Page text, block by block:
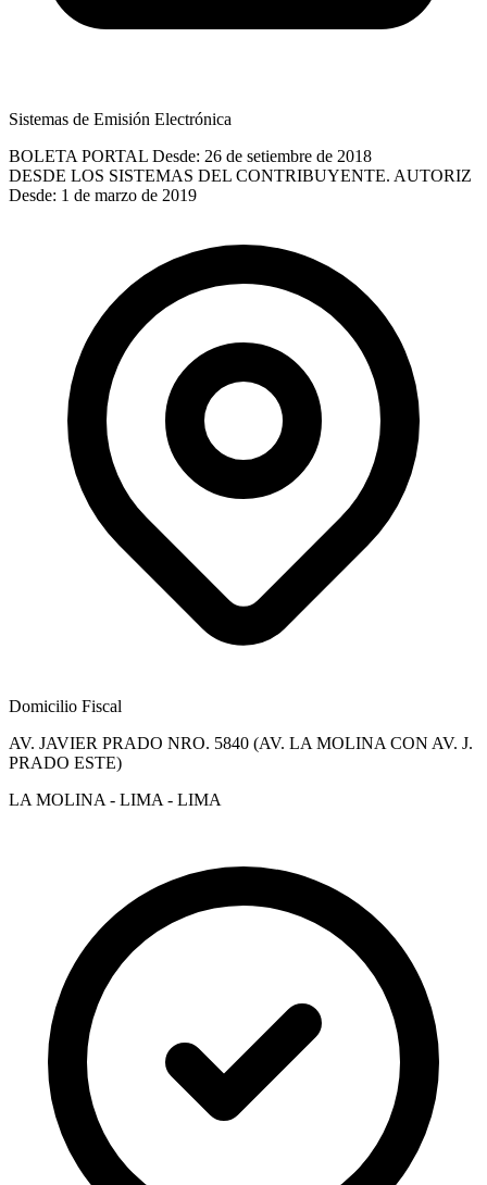
Sistemas de Emisión Electrónica
BOLETA PORTAL Desde: 26 de setiembre de 2018
DESDE LOS SISTEMAS DEL CONTRIBUYENTE. AUTORIZ
Desde: 1 de marzo de 2019
Domicilio Fiscal
AV. JAVIER PRADO NRO. 5840 (AV. LA MOLINA CON AV. J.
PRADO ESTE)
LA MOLINA - LIMA - LIMA